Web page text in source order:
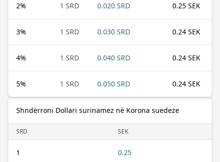
2% 1 SRD 0.020 SRD 0.25 SEK
3% 1 SRD 0.030 SRD 0.24 SEK
4% 1 SRD 0.040 SRD 0.24 SEK
5% 1 SRD 0.050 SRD 0.24 SEK
Shndërroni Dollari surinamez në Korona suedeze
SRD SEK
1 0.25